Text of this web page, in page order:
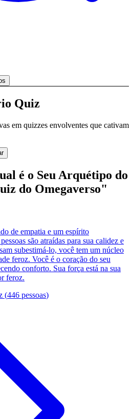
Quiz
em quizzes envolventes que cativam
é o Seu Arquétipo do
do Omegaverso"
de empatia e um espírito
são atraídas para sua calidez e
subestimá-lo, você tem um núcleo
feroz. Você é o coração do seu
conforto. Sua força está na sua
feroz.
(446 pessoas)